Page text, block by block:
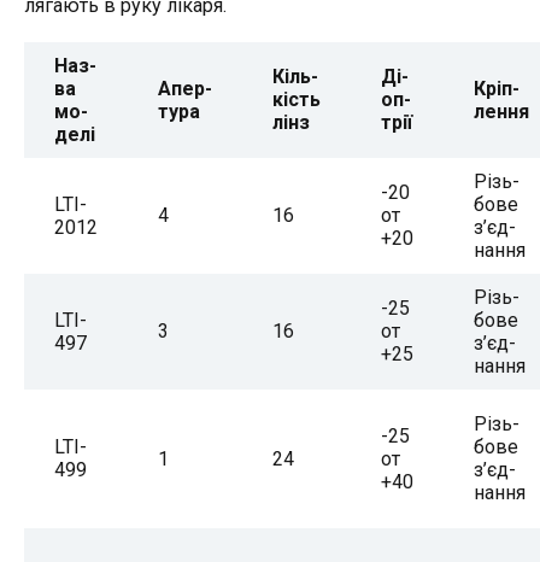
лягають в руку лікаря.
Наз­
ва
мо­
де­лі
Апер­
ту­ра
Кіль­
кість
лінз
Ді­
оп­
трії
Кріп­
лен­ня
LTI-
2012
4 16
-20
от
+20
Різь­
бо­ве
з’єд­
нан­ня
LTI-
497
3 16
-25
от
+25
Різь­
бо­ве
з’єд­
нан­ня
LTI-
499
1 24
-25
от
+40
Різь­
бо­ве
з’єд­
нан­ня